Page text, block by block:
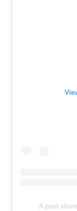
A post